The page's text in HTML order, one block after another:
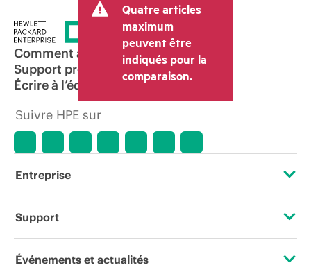
Quatre articles
maximum
peuvent être
indiqués pour la
comparaison.
Comment acheter
Support produit
Écrire à l’équipe commerciale
Suivre HPE sur
Entreprise
À propos de HPE
Support
Services d’assistance opérationnelle (OSS)
Événements et actualités